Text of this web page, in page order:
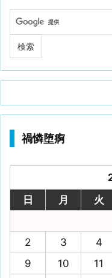
禍憐堕痾
日
月 火
2
3 4
9
10 11